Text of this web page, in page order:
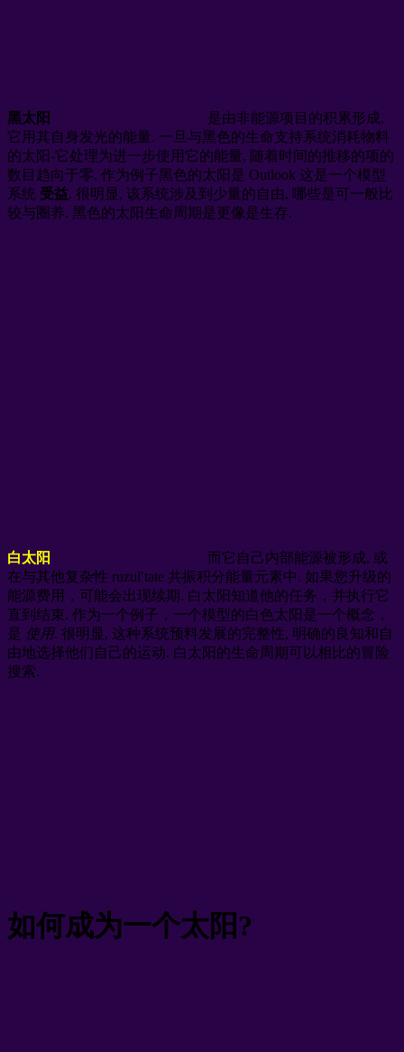
黑太阳
是由非能源项目的积累形成,
它用其自身发光的能量. 一旦与黑色的生命支持系统消耗物料
的太阳-它处理为进一步使用它的能量, 随着时间的推移的项的
数目趋向于零. 作为例子黑色的太阳是 Outlook 这是一个模型
系统 受益. 很明显, 该系统涉及到少量的自由, 哪些是可一般比
较与圈养. 黑色的太阳生命周期是更像是生存.
白太阳
而它自己内部能源被形成, 或
在与其他复杂性 ruzul′tate 共振积分能量元素中. 如果您升级的
能源费用，可能会出现续期. 白太阳知道他的任务，并执行它
直到结束. 作为一个例子，一个模型的白色太阳是一个概念，
是 使用. 很明显, 这种系统预料发展的完整性, 明确的良知和自
由地选择他们自己的运动. 白太阳的生命周期可以相比的冒险
搜索.
如何成为一个太阳?